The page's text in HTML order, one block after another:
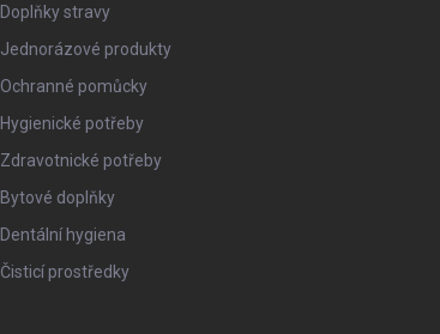
Doplňky stravy
Jednorázové produkty
Ochranné pomůcky
Hygienické potřeby
Zdravotnické potřeby
Bytové doplňky
Dentální hygiena
Čisticí prostředky